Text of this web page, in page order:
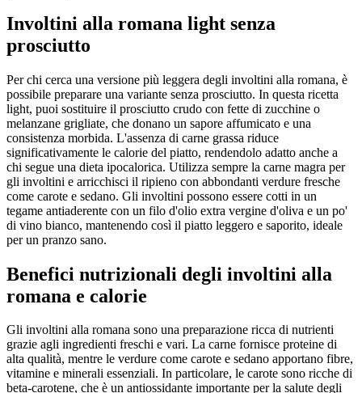
Involtini alla romana light senza
prosciutto
Per chi cerca una versione più leggera degli involtini alla romana, è
possibile preparare una variante senza prosciutto. In questa ricetta
light, puoi sostituire il prosciutto crudo con fette di zucchine o
melanzane grigliate, che donano un sapore affumicato e una
consistenza morbida. L'assenza di carne grassa riduce
significativamente le calorie del piatto, rendendolo adatto anche a
chi segue una dieta ipocalorica. Utilizza sempre la carne magra per
gli involtini e arricchisci il ripieno con abbondanti verdure fresche
come carote e sedano. Gli involtini possono essere cotti in un
tegame antiaderente con un filo d'olio extra vergine d'oliva e un po'
di vino bianco, mantenendo così il piatto leggero e saporito, ideale
per un pranzo sano.
Benefici nutrizionali degli involtini alla
romana e calorie
Gli involtini alla romana sono una preparazione ricca di nutrienti
grazie agli ingredienti freschi e vari. La carne fornisce proteine di
alta qualità, mentre le verdure come carote e sedano apportano fibre,
vitamine e minerali essenziali. In particolare, le carote sono ricche di
beta-carotene, che è un antiossidante importante per la salute degli